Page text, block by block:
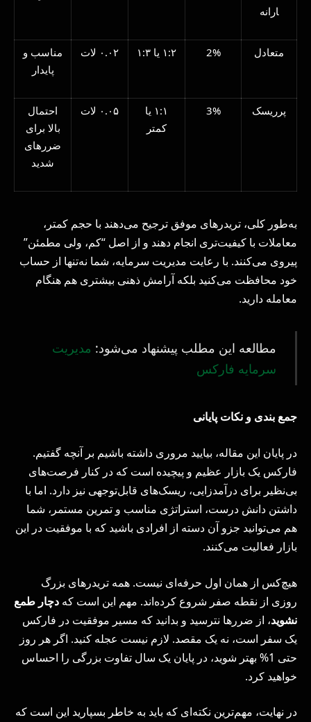
ارانه
متعادل 2% ۱:۲ یا ۱:۳ ۰.۰۲ لات
مناسب و
پایدار
پرریسک 3%
۱:۱ یا
کمتر
۰.۰۵ لات
احتمال
بالا برای
ضررهای
شدید
به‌طور کلی، تریدرهای موفق ترجیح می‌دهند با حجم کمتر،
معاملات با کیفیت‌تری انجام دهند و از اصل “کم، ولی مطمئن”
پیروی می‌کنند. با رعایت مدیریت سرمایه، شما نه‌تنها از حساب
خود محافظت می‌کنید بلکه آرامش ذهنی بیشتری هم هنگام
معامله دارید.
مطالعه این مطلب پیشنهاد می‌شود: مدیریت
سرمایه فارکس
جمع بندی و نکات پایانی
در پایان این مقاله، بیایید مروری داشته باشیم بر آنچه گفتیم.
فارکس یک بازار عظیم و پیچیده است که در کنار فرصت‌های
بی‌نظیر برای درآمدزایی، ریسک‌های قابل‌توجهی نیز دارد. اما با
داشتن دانش درست، استراتژی مناسب و تمرین مستمر، شما
هم می‌توانید جزو آن دسته از افرادی باشید که با موفقیت در این
بازار فعالیت می‌کنند.
هیچ‌کس از همان اول حرفه‌ای نیست. همه تریدرهای بزرگ
روزی از نقطه صفر شروع کرده‌اند. مهم این است که دچار طمع
نشوید، از ضررها نترسید و بدانید که مسیر موفقیت در فارکس
یک سفر است، نه یک مقصد. لازم نیست عجله کنید. اگر هر روز
حتی 1% بهتر شوید، در پایان یک سال تفاوت بزرگی را احساس
خواهید کرد.
در نهایت، مهم‌ترین نکته‌ای که باید به خاطر بسپارید این است که